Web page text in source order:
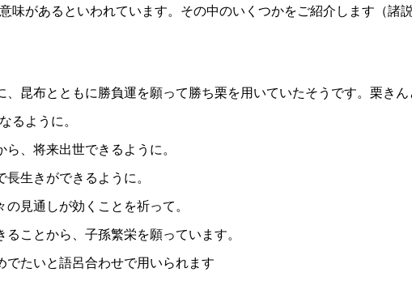
味があるといわれています。その中のいくつかをご紹介します（諸
昆布とともに勝負運を願って勝ち栗を用いていたそうです。栗きん
るように。
、将来出世できるように。
生きができるように。
見通しが効くことを祈って。
ことから、子孫繁栄を願っています。
たいと語呂合わせで用いられます